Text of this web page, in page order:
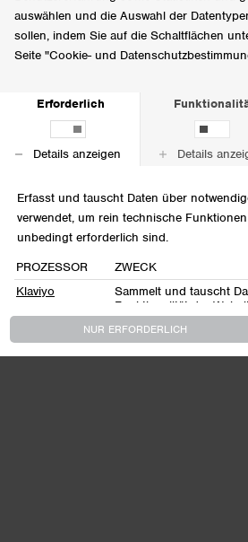
MSCHTerina Organic Small Logo Tee